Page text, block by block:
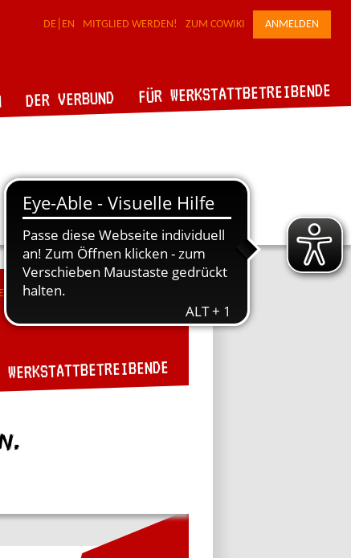
DE EN MITGLIED WERDEN! ZUM COWIKI ANMELDEN
DER VERBUND FÜR WERKSTATTBETREIBENDE